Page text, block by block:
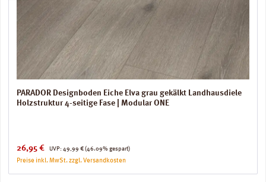
PARADOR Designboden Eiche Elva grau gekälkt Landhausdiele
Holzstruktur 4-seitige Fase | Modular ONE
Verkaufspreis:
26,95 € UVP:
Regulärer Preis:
49,99 € (46.09% gespart)
Preise inkl. MwSt. zzgl. Versandkosten